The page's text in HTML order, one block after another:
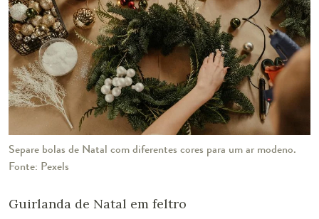
Separe bolas de Natal com diferentes cores para um ar modeno.
Fonte: Pexels
Guirlanda de Natal em feltro